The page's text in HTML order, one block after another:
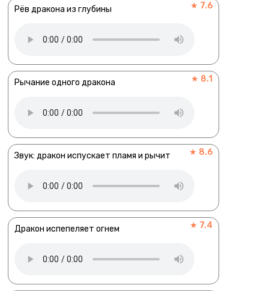
Рёв дракона из глубины ★ 7.6
Рычание одного дракона ★ 8.1
Звук: дракон испускает пламя и рычит ★ 8.6
Дракон испепеляет огнем ★ 7.4